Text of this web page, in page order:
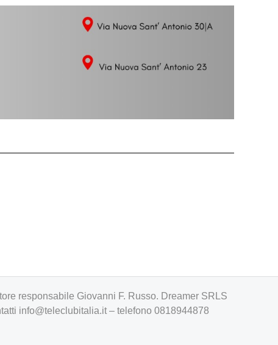
responsabile Giovanni F. Russo. Dreamer SRLS
info@teleclubitalia.it – telefono 0818944878